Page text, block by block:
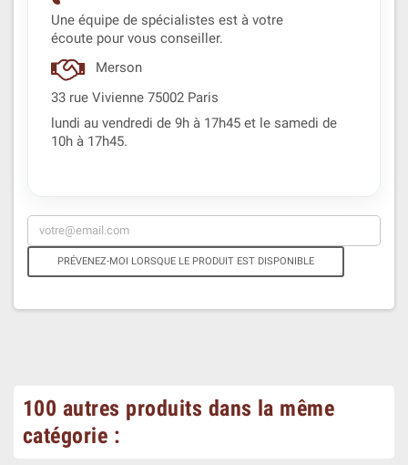
Une équipe de spécialistes est à votre
écoute pour vous conseiller.
Merson
33 rue Vivienne 75002 Paris
lundi au vendredi de 9h à 17h45 et le samedi de
10h à 17h45.
PRÉVENEZ-MOI LORSQUE LE PRODUIT EST DISPONIBLE
100 autres produits dans la même
catégorie :